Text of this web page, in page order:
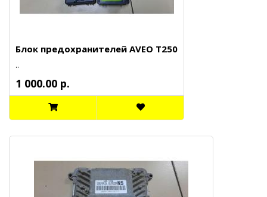
Блок предохранителей AVEO T250
..
1 000.00 р.